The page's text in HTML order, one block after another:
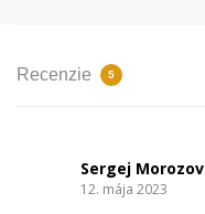
Recenzie 5
Sergej Morozov
12. mája 2023